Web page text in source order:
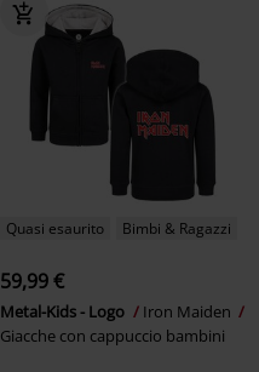
Quasi esaurito Bimbi & Ragazzi
59,99 €
Metal-Kids - Logo
Iron Maiden
Giacche con cappuccio bambini